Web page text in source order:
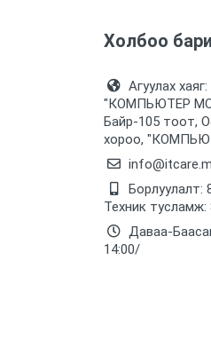
Холбоо
Агуулах
"КОМПЬЮТЕР
Байр-105 тоот,
хороо,
Борлуулалт:
Техник тусламж:
Даваа-
14:00/